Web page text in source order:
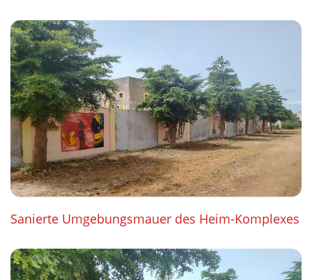
Sanierte Umgebungsmauer des Heim-Komplexes